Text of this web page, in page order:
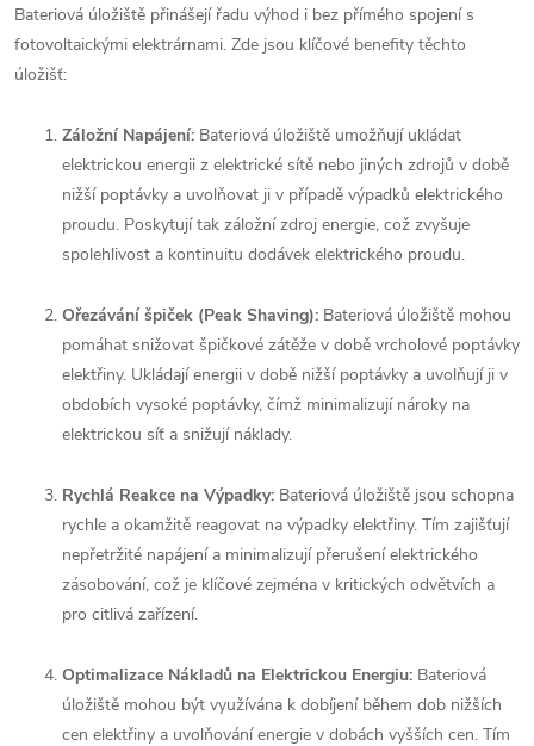
Bateriová úložiště přinášejí řadu výhod i bez přímého spojení s
fotovoltaickými elektrárnami. Zde jsou klíčové benefity těchto
úložišť:
Záložní Napájení: Bateriová úložiště umožňují ukládat
elektrickou energii z elektrické sítě nebo jiných zdrojů v době
nižší poptávky a uvolňovat ji v případě výpadků elektrického
proudu. Poskytují tak záložní zdroj energie, což zvyšuje
spolehlivost a kontinuitu dodávek elektrického proudu.
Ořezávání špiček (Peak Shaving): Bateriová úložiště mohou
pomáhat snižovat špičkové zátěže v době vrcholové poptávky
elektřiny. Ukládají energii v době nižší poptávky a uvolňují ji v
obdobích vysoké poptávky, čímž minimalizují nároky na
elektrickou síť a snižují náklady.
Rychlá Reakce na Výpadky: Bateriová úložiště jsou schopna
rychle a okamžitě reagovat na výpadky elektřiny. Tím zajišťují
nepřetržité napájení a minimalizují přerušení elektrického
zásobování, což je klíčové zejména v kritických odvětvích a
pro citlivá zařízení.
Optimalizace Nákladů na Elektrickou Energiu: Bateriová
úložiště mohou být využívána k dobíjení během dob nižších
cen elektřiny a uvolňování energie v dobách vyšších cen. Tím